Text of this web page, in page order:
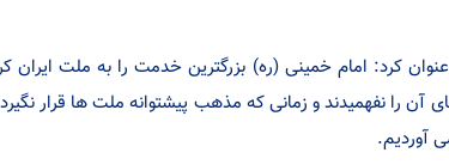
کرد: امام خمینی (ره) بزرگترین خدمت را به ملت ایران
آن را نفهمیدند و زمانی که مذهب پیشتوانه ملت ها قرار
آوردیم.